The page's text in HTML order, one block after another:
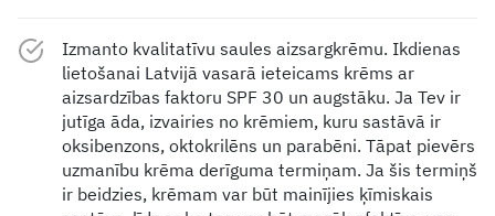
Izmanto kvalitatīvu saules aizsargkrēmu. Ikdienas
lietošanai Latvijā vasarā ieteicams krēms ar
aizsardzības faktoru SPF 30 un augstāku. Ja Tev ir
jutīga āda, izvairies no krēmiem, kuru sastāvā ir
oksibenzons, oktokrilēns un parabēni. Tāpat pievērs
uzmanību krēma derīguma termiņam. Ja šis termiņš
ir beidzies, krēmam var būt mainījies ķīmiskais